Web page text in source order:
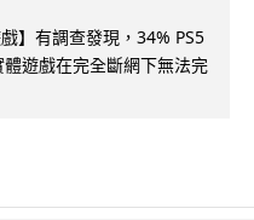
】有調查發現，34% PS5
遊戲在完全斷網下無法完